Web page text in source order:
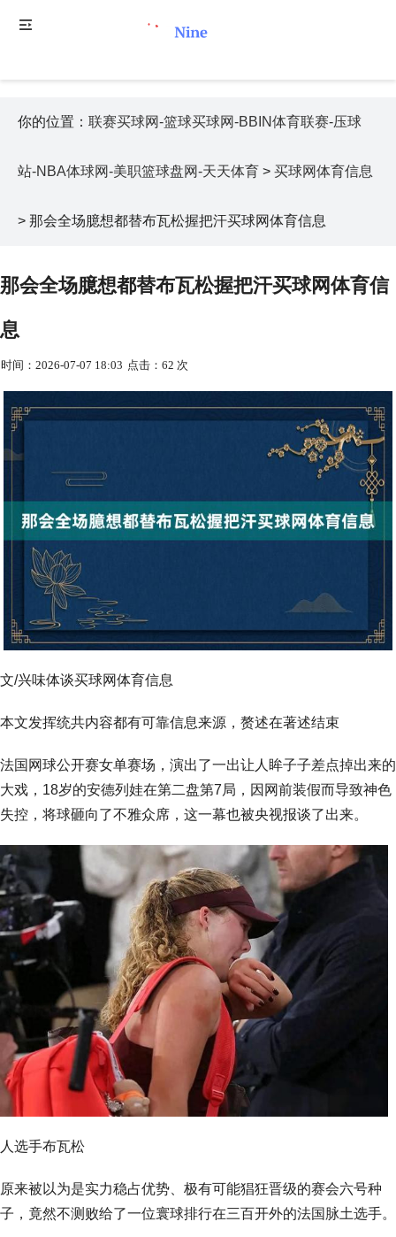
你的位置： 联赛买球网-篮球买球网-BBIN体育联赛-压球
站-NBA体球网-美职篮球盘网-天天体育 > 买球网体育信息
> 那会全场臆想都替布瓦松握把汗买球网体育信息
那会全场臆想都替布瓦松握把汗买球网体育信
息
时间：2026-07-07 18:03 点击：62 次
文/兴味体谈买球网体育信息
本文发挥统共内容都有可靠信息来源，赘述在著述结束
法国网球公开赛女单赛场，演出了一出让人眸子子差点掉出来的
大戏，18岁的安德列娃在第二盘第7局，因网前装假而导致神色
失控，将球砸向了不雅众席，这一幕也被央视报谈了出来。
人选手布瓦松
原来被以为是实力稳占优势、极有可能猖狂晋级的赛会六号种
子，竟然不测败给了一位寰球排行在三百开外的法国脉土选手。